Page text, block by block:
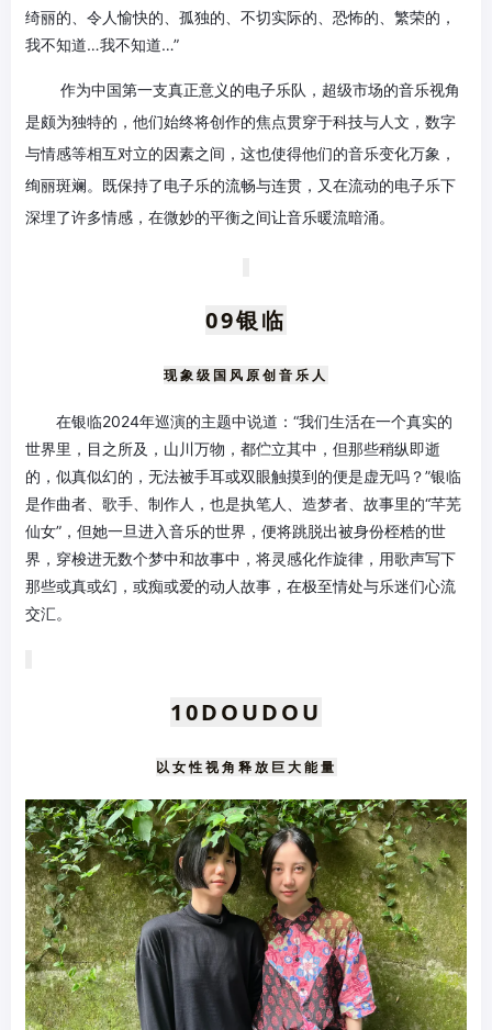
绮丽的、令人愉快的、孤独的、不切实际的、恐怖的、繁荣的，
我不知道…我不知道…”
作为中国第一支真正意义的电子乐队，超级市场的音乐视角
是颇为独特的，他们始终将创作的焦点贯穿于科技与人文，数字
与情感等相互对立的因素之间，这也使得他们的音乐变化万象，
绚丽斑斓。既保持了电子乐的流畅与连贯，又在流动的电子乐下
深埋了许多情感，在微妙的平衡之间让音乐暖流暗涌。
09银临
现象级国风原创音乐人
在银临2024年巡演的主题中说道：“我们生活在一个真实的
世界里，目之所及，山川万物，都伫立其中，但那些稍纵即逝
的，似真似幻的，无法被手耳或双眼触摸到的便是虚无吗？”银临
是作曲者、歌手、制作人，也是执笔人、造梦者、故事里的“芊芜
仙女”，但她一旦进入音乐的世界，便将跳脱出被身份桎梏的世
界，穿梭进无数个梦中和故事中，将灵感化作旋律，用歌声写下
那些或真或幻，或痴或爱的动人故事，在极至情处与乐迷们心流
交汇。
10DOUDOU
以女性视角释放巨大能量